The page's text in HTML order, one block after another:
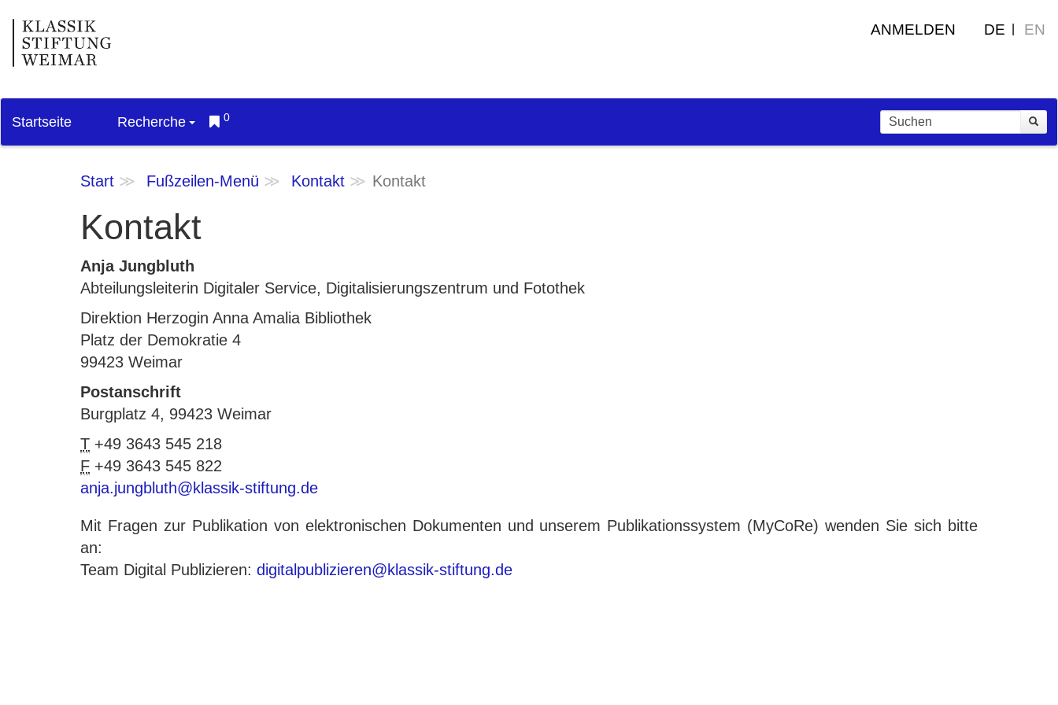
ANMELDEN DE EN
Startseite Recherche 0
Start Fußzeilen-Menü Kontakt Kontakt
Kontakt
Anja Jungbluth
Abteilungsleiterin Digitaler Service, Digitalisierungszentrum und Fotothek
Direktion Herzogin Anna Amalia Bibliothek
Platz der Demokratie 4
99423 Weimar
Postanschrift
Burgplatz 4, 99423 Weimar
T +49 3643 545 218
F +49 3643 545 822
anja.jungbluth@klassik-stiftung.de
Mit Fragen zur Publikation von elektronischen Dokumenten und unserem Publikationssystem (MyCoRe) wenden Sie sich bitte
an:
Team Digital Publizieren: digitalpublizieren@klassik-stiftung.de